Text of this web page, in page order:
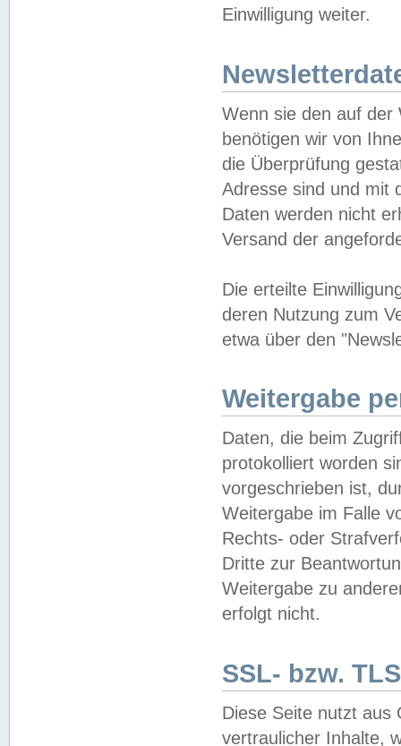
Einwilligung weiter.
Wenn sie den auf der
benötigen wir von
die Überprüfung
Adresse sind und mit
Daten werden nicht
Versand der
Die erteilte
deren Nutzung zum
etwa über den
Weitergabe
Daten, die beim
protokolliert worden
vorgeschrieben ist,
Weitergabe im Falle
Rechts- oder
Dritte zur
Weitergabe zu
erfolgt nicht.
SSL- bzw.
Diese Seite nutzt aus
vertraulicher Inhalte,